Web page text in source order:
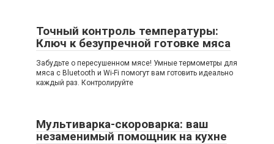
Точный контроль температуры:
Ключ к безупречной готовке мяса
Забудьте о пересушенном мясе! Умные термометры для
мяса с Bluetooth и Wi-Fi помогут вам готовить идеально
каждый раз. Контролируйте
Мультиварка-скороварка: ваш
незаменимый помощник на кухне